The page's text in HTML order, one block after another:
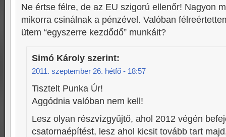
Ne értse félre, de az EU szigorú ellenőr! Nagyon
mikorra csinálnak a pénzével. Valóban
ütem “egyszerre kezdődő” munkáit?
Simó Károly szerint:
2011. szeptember 26. hétfő - 18:57
Tisztelt Punka Úr!
Aggódnia valóban nem kell!
Lesz olyan részvízgyűjtő, ahol 2012 végén
csatornaépítést, lesz ahol kicsit tovább tart